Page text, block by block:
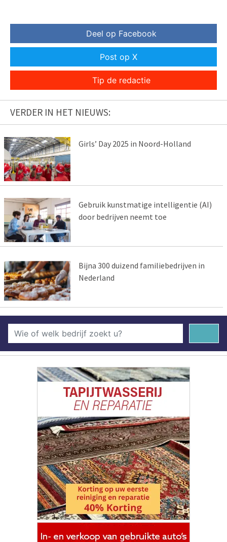
Deel op Facebook
Post op X
Tip de redactie
VERDER IN HET NIEUWS:
Girls’ Day 2025 in Noord-Holland
Gebruik kunstmatige intelligentie (AI)
door bedrijven neemt toe
Bijna 300 duizend familiebedrijven in
Nederland